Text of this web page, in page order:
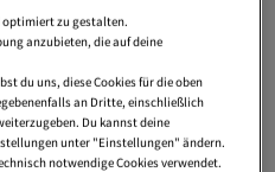
optimiert zu gestalten.
anzubieten, die auf deine
du uns, diese Cookies für die oben
an Dritte, einschließlich
Du kannst deine
unter "Einstellungen" ändern.
notwendige Cookies verwendet.